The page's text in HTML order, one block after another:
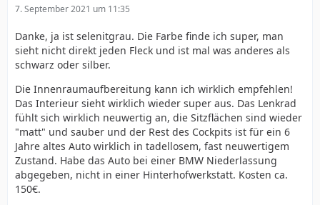
7. September 2021 um 11:35
Danke, ja ist selenitgrau. Die Farbe finde ich super, man
sieht nicht direkt jeden Fleck und ist mal was anderes als
schwarz oder silber.
Die Innenraumaufbereitung kann ich wirklich empfehlen!
Das Interieur sieht wirklich wieder super aus. Das Lenkrad
fühlt sich wirklich neuwertig an, die Sitzflächen sind wieder
"matt" und sauber und der Rest des Cockpits ist für ein 6
Jahre altes Auto wirklich in tadellosem, fast neuwertigem
Zustand. Habe das Auto bei einer BMW Niederlassung
abgegeben, nicht in einer Hinterhofwerkstatt. Kosten ca.
150€.